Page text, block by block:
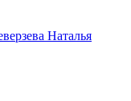
Наталья